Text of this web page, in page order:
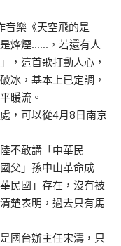
音樂《天空飛的是
烽煙……，若還有人
，這首歌打動人心，
冰，基本上已定調，
暖流。
，可以從4月8日南京
不敢講「中華民
父」孫中山革命成
民國」存在，沒有被
楚表明，過去只有馬
國台辦主任宋濤，只